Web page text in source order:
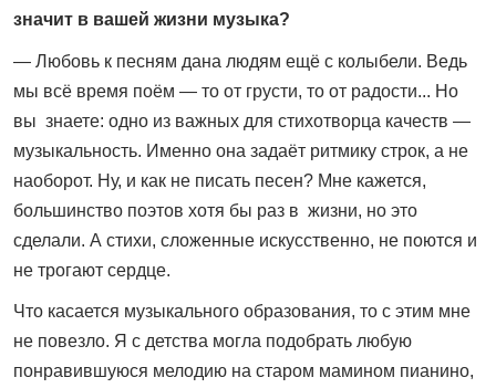
значит в вашей жизни музыка?
— Любовь к песням дана людям ещё с колыбели. Ведь
мы всё время поём — то от грусти, то от радости... Но
вы знаете: одно из важных для стихо­творца качеств —
музыкальность. Именно она задаёт ритмику строк, а не
наоборот. Ну, и как не писать песен? Мне кажется,
большинство поэтов хотя бы раз в жизни, но это
сделали. А стихи, сложенные искусственно, не поются и
не трогают сердце.
Что касается музыкального образования, то с этим мне
не повезло. Я с детства могла подобрать любую
понравившуюся мелодию на старом мамином пианино,